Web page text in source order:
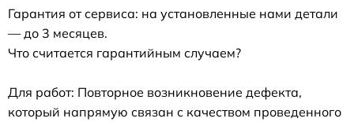
Гарантия от сервиса: на установленные нами детали
— до 3 месяцев.
Что считается гарантийным случаем?
Для работ: Повторное возникновение дефекта,
который напрямую связан с качеством проведенного